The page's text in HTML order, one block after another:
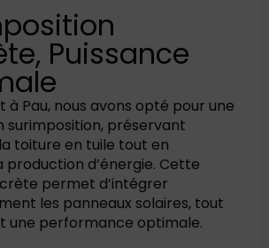
Puissance
à Pau, nous avons opté pour une
surimposition, préservant
toiture en tuile tout en
production d’énergie. Cette
permet d’intégrer
les panneaux solaires, tout
une performance optimale.